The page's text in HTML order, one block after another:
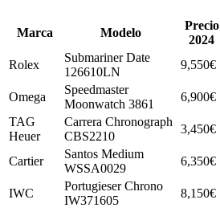
Marca Modelo
Precio
2024
Rolex
Submariner Date
126610LN
9,550€
Omega
Speedmaster
Moonwatch 3861
6,900€
TAG
Heuer
Carrera Chronograph
CBS2210
3,450€
Cartier
Santos Medium
WSSA0029
6,350€
IWC
Portugieser Chrono
IW371605
8,150€